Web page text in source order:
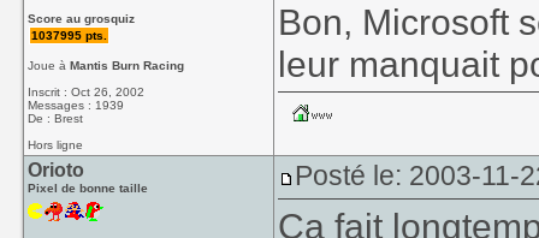
Score au grosquiz
1037995 pts.
Joue àMantis Burn Racing
Inscrit : Oct 26, 2002
Messages : 1939
De : Brest
Hors ligne
Bon, Microsoft
leur manquait
Orioto
Pixel de bonne taille Posté le: 2003-11-
Ca fait